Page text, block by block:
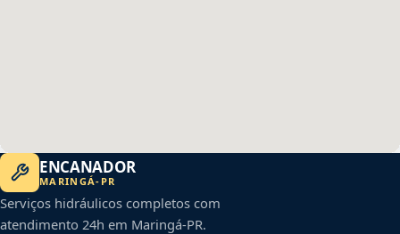
ENCANADOR
MARINGÁ- PR
Serviços hidráulicos completos com
atendimento 24h em Maringá-PR.